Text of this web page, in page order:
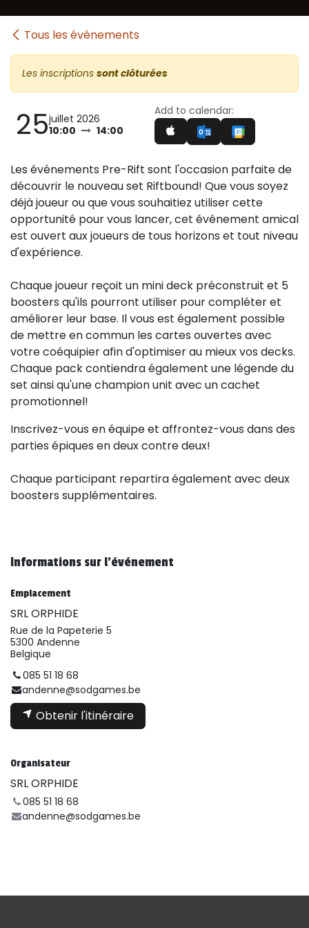
Tous les événements
Les inscriptions sont clôturées
25juillet 2026
10:00
14:00
Add to calendar:
Les événements Pre-Rift sont l'occasion parfaite de
découvrir le nouveau set Riftbound! Que vous soyez
déjà joueur ou que vous souhaitiez utiliser cette
opportunité pour vous lancer, cet événement amical
est ouvert aux joueurs de tous horizons et tout niveau
d'expérience.
Chaque joueur reçoit un mini deck préconstruit et 5
boosters qu'ils pourront utiliser pour compléter et
améliorer leur base. Il vous est également possible
de mettre en commun les cartes ouvertes avec
votre coéquipier afin d'optimiser au mieux vos decks.
Chaque pack contiendra également une légende du
set ainsi qu'une champion unit avec un cachet
promotionnel!
Inscrivez-vous en équipe et affrontez-vous dans des
parties épiques en deux contre deux!
Chaque participant repartira également avec deux
boosters supplémentaires.
Informations sur l'événement
Emplacement
SRL ORPHIDE
Rue de la Papeterie 5
5300 Andenne
Belgique
085 51 18 68
andenne@sodgames.be
Obtenir l'itinéraire
Organisateur
SRL ORPHIDE
085 51 18 68
andenne@sodgames.be